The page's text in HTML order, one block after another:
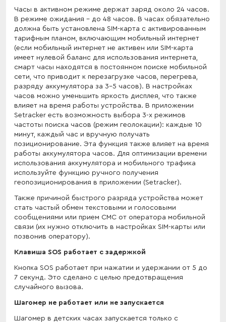
Часы в активном режиме держат заряд около 24 часов.
В режиме ожидания - до 48 часов. В часах обязательно
должна быть установлена SIM-карта с активированным
тарифным планом, включающим мобильный интернет
(если мобильный интернет не активен или SIM-карта
имеет нулевой баланс для использования интернета,
смарт часы находятся в постоянном поиске мобильной
сети, что приводит к перезагрузке часов, перегрева,
разряду аккумулятора за 3-5 часов). В настройках
часов можно уменьшить яркость дисплея, что также
влияет на время работы устройства. В приложении
Setracker есть возможность выбора 3-х режимов
частоты поиска часов (режим геолокации): каждые 10
минут, каждый час и вручную получать
позиционирование. Эта функция также влияет на время
работы аккумулятора часов. Для оптимизации времени
использования аккумулятора и мобильного трафика
используйте функцию ручного получения
геопозиционирования в приложении (Setracker).
Также причиной быстрого разряда устройства может
стать частый обмен текстовыми и голосовыми
сообщениями или прием СМС от оператора мобильной
связи (их нужно отключить в настройках SIM-карты или
позвонив оператору).
Клавиша SOS работает с задержкой
Кнопка SOS работает при нажатии и удержании от 5 до
7 секунд. Это сделано с целью предотвращения
случайного вызова.
Шагомер не работает или не запускается
Шагомер в детских часах запускается только с